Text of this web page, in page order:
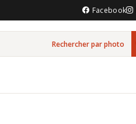
Facebook
Rechercher par photo